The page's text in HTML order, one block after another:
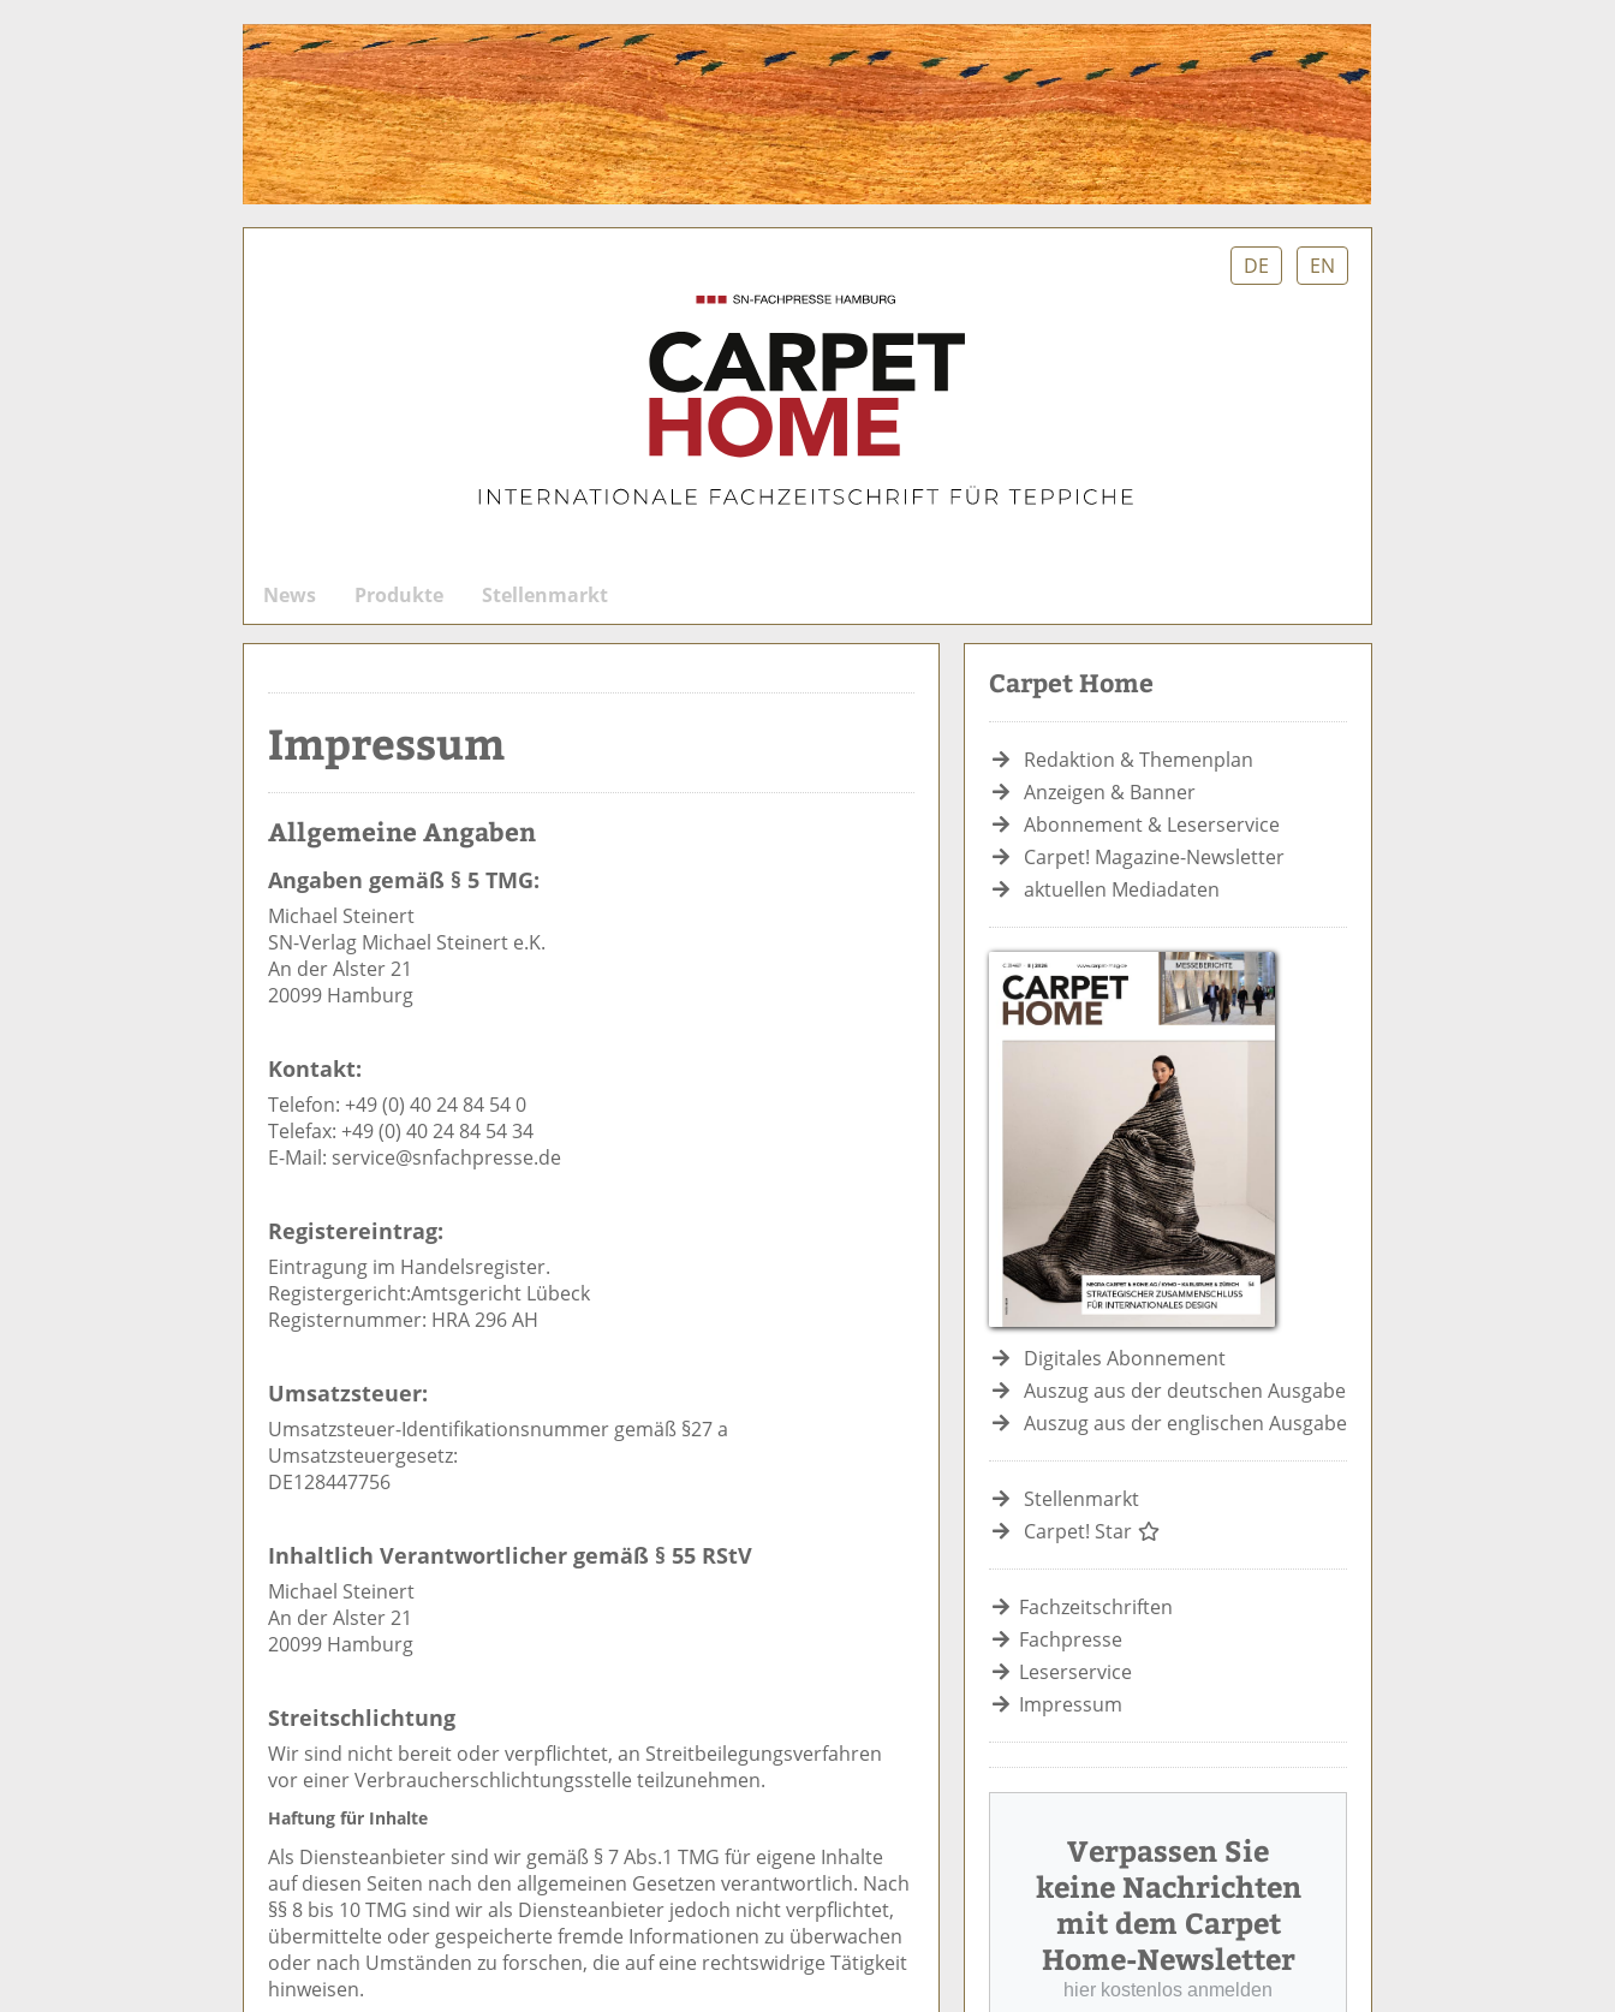
DE EN
News Produkte
Stellenmarkt
S
u
e
Impressum
Allgemeine Angaben
Angaben gemäß § 5 TMG:
Michael Steinert
SN-Verlag Michael Steinert e.K.
An der Alster 21
20099 Hamburg
Kontakt:
Telefon: +49 (0) 40 24 84 54 0
Telefax: +49 (0) 40 24 84 54 34
E-Mail: service@snfachpresse.de
Registereintrag:
Eintragung im Handelsregister.
Registergericht:Amtsgericht Lübeck
Registernummer: HRA 296 AH
Umsatzsteuer:
Umsatzsteuer-Identifikationsnummer gemäß §27 a
Umsatzsteuergesetz:
DE128447756
Inhaltlich Verantwortlicher gemäß § 55 RStV
Michael Steinert
An der Alster 21
20099 Hamburg
Streitschlichtung
Wir sind nicht bereit oder verpflichtet, an Streitbeilegungsverfahren
vor einer Verbraucherschlichtungsstelle teilzunehmen.
Haftung für Inhalte
Als Diensteanbieter sind wir gemäß § 7 Abs.1 TMG für eigene Inhalte
auf diesen Seiten nach den allgemeinen Gesetzen verantwortlich. Nach
§§ 8 bis 10 TMG sind wir als Diensteanbieter jedoch nicht verpflichtet,
übermittelte oder gespeicherte fremde Informationen zu überwachen
oder nach Umständen zu forschen, die auf eine rechtswidrige Tätigkeit
hinweisen.
Carpet Home
Redaktion & Themenplan
Anzeigen & Banner
Abonnement & Leserservice
Carpet! Magazine-Newsletter
aktuellen Mediadaten
Digitales Abonnement
Auszug aus der deutschen Ausgabe
Auszug aus der englischen Ausgabe
Stellenmarkt
Carpet! Star
Fachzeitschriften
Fachpresse
Leserservice
Impressum
Verpassen Sie
keine Nachrichten
mit dem Carpet
Home-Newsletter
hier kostenlos anmelden